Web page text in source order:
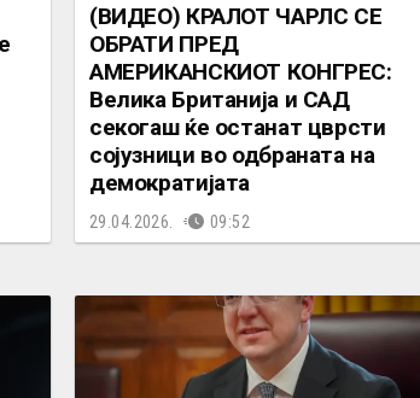
(ВИДЕО) КРАЛОТ ЧАРЛС СЕ
ОБРАТИ ПРЕД
АМЕРИКАНСКИОТ КОНГРЕС:
Велика Британија и САД
секогаш ќе останат цврсти
сојузници во одбраната на
демократијата
29.04.2026. 09:52